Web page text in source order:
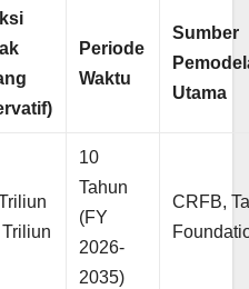
Periode
Waktu
Sumber
Utama
10
Tahun
(FY
2026-
2035)
CRFB,